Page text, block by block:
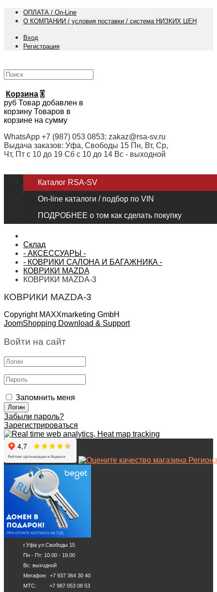
ОПЛАТА / On-Line
О КОМПАНИИ / условия поставки / система НИЗКИХ ЦЕН
Вход
Регистрация
Корзина 0
руб Товар добавлен в
корзину Товаров в
корзине на сумму
WhatsApp +7 (987) 053 0853; zakaz@rsa-sv.ru
Выдача заказов: Уфа, Свободы 15 Пн, Вт, Ср,
Чт, Пт с 10 до 19 Сб с 10 до 14 Вс - выходной
Каталог RSA-SV
On-line каталоги / подбор по VIN
ПОДРОБНЕЕ о том как сделать покупку
Склад
- АКСЕССУАРЫ -
- КОВРИКИ САЛОНА И БАГАЖНИКА -
КОВРИКИ MAZDA
КОВРИКИ MAZDA-3
КОВРИКИ MAZDA-3
Copyright MAXXmarketing GmbH
JoomShopping Download & Support
Войти на сайт
Запомнить меня
Забыли пароль?
Зарегистрироваться
г.Уфа ул Свободы 15
Пн - Пт: 10.00 - 19.00
Вс: выходной
Мегафон: +7 937 364 30 40
МТС: +7 987 053 08 53